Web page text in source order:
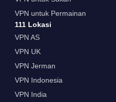
VPN untuk Permainan
111 Lokasi
VPN AS
VPN UK
VPN Jerman
VPN Indonesia
VPN India